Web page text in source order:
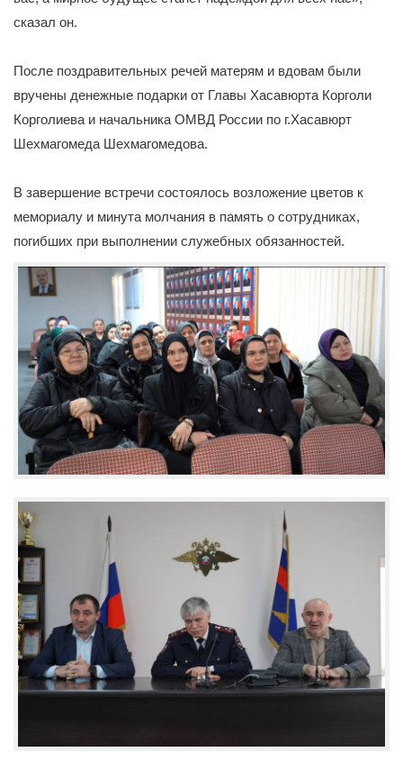
сказал он.
После поздравительных речей матерям и вдовам были
вручены денежные подарки от Главы Хасавюрта Корголи
Корголиева и начальника ОМВД России по г.Хасавюрт
Шехмагомеда Шехмагомедова.
В завершение встречи состоялось возложение цветов к
мемориалу и минута молчания в память о сотрудниках,
погибших при выполнении служебных обязанностей.